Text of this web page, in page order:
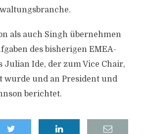
als auch Singh übernehmen
des bisherigen EMEA-
Julian Ide, der zum Vice Chair,
wurde und an President und
berichtet.